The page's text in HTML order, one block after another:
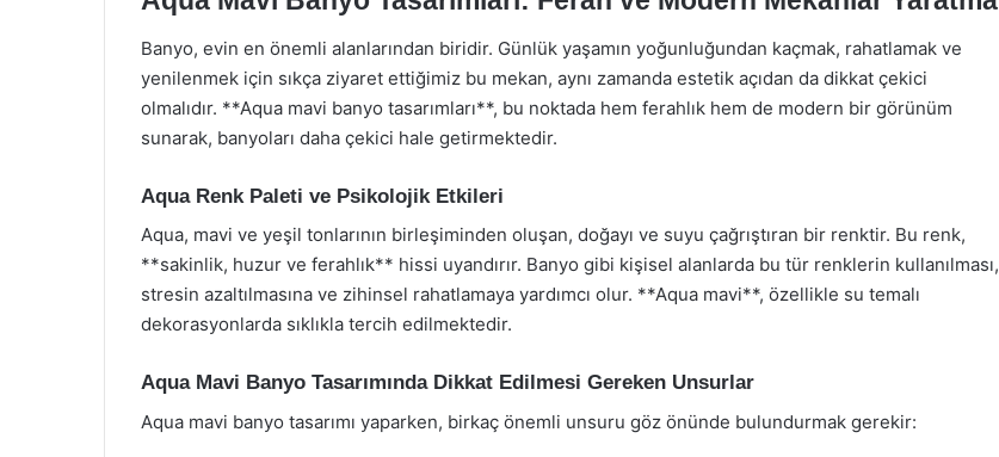
Banyo, evin en önemli alanlarından biridir. Günlük yaşamın yoğunluğundan kaçmak, rahatlamak ve
yenilenmek için sıkça ziyaret ettiğimiz bu mekan, aynı zamanda estetik açıdan da dikkat çekici
olmalıdır. **Aqua mavi banyo tasarımları**, bu noktada hem ferahlık hem de modern bir görünüm
sunarak, banyoları daha çekici hale getirmektedir.
Aqua Renk Paleti ve Psikolojik Etkileri
Aqua, mavi ve yeşil tonlarının birleşiminden oluşan, doğayı ve suyu çağrıştıran bir renktir. Bu renk,
**sakinlik, huzur ve ferahlık** hissi uyandırır. Banyo gibi kişisel alanlarda bu tür renklerin kullanılması,
stresin azaltılmasına ve zihinsel rahatlamaya yardımcı olur. **Aqua mavi**, özellikle su temalı
dekorasyonlarda sıklıkla tercih edilmektedir.
Aqua Mavi Banyo Tasarımında Dikkat Edilmesi Gereken Unsurlar
Aqua mavi banyo tasarımı yaparken, birkaç önemli unsuru göz önünde bulundurmak gerekir: